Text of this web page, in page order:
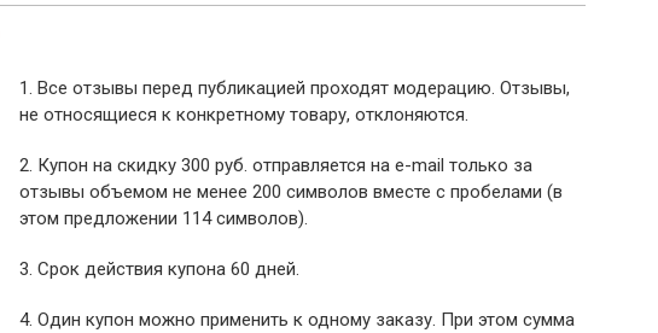
1. Все отзывы перед публикацией проходят модерацию. Отзывы,
не относящиеся к конкретному товару, отклоняются.
2. Купон на скидку 300 руб. отправляется на e-mail только за
отзывы объемом не менее 200 символов вместе с пробелами (в
этом предложении 114 символов).
3. Срок действия купона 60 дней.
4. Один купон можно применить к одному заказу. При этом сумма